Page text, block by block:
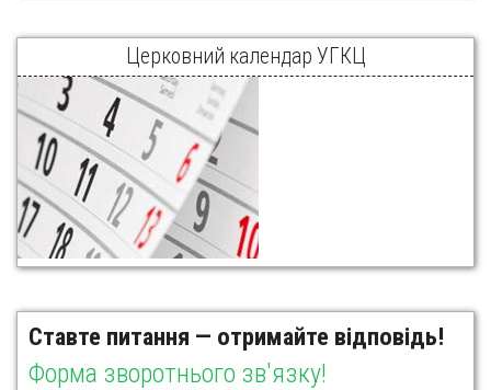
Церковний календар УГКЦ
Ставте питання — отримайте відповідь!
Форма зворотнього зв'язку!